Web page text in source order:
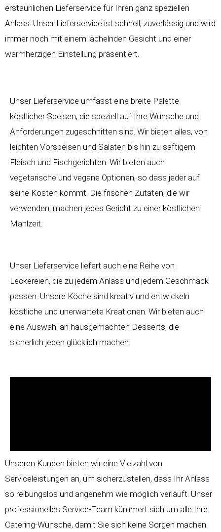
erstaunlichen Lieferservice für Ihren ganz speziellen
Anlass. Unser Lieferservice ist schnell, zuverlässig und wird
immer noch mit einem lächelnden Gesicht und einer
warmherzigen Einstellung präsentiert.
Unser Lieferservice umfasst eine breite Palette
köstlicher Speisen, die speziell auf Ihre Wünsche und
Anforderungen zugeschnitten sind. Wir bieten alles, von
leichten Vorspeisen und Salaten bis hin zu saftigem
Fleisch und Fischgerichten. Wir bieten auch
vegetarische und vegane Optionen, so dass jeder auf
seine Kosten kommt. Die frischen Zutaten, die wir
verwenden, machen jedes Gericht zu einer köstlichen
Mahlzeit.
Unser Lieferservice liefert auch eine Reihe von
Leckereien, die zu jedem Anlass und jedem Geschmack
passen. Unsere Köche sind kreativ und entwickeln
köstliche und unerwartete Kreationen. Wir bieten auch
eine Auswahl an hausgemachten Desserts, die
sicherlich jeden glücklich machen.
Unseren Kunden bieten wir eine Vielzahl von
Serviceleistungen an, um sicherzustellen, dass Ihr Anlass
so reibungslos und angenehm wie möglich verläuft. Unser
professionelles Service-Team kümmert sich um alle Ihre
Catering-Wünsche, damit Sie sich keine Sorgen machen